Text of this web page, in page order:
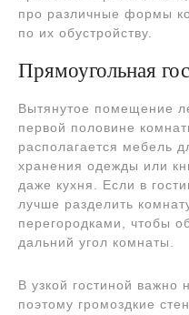
про различные формы
по их обустройству.
Прямоугольная
Вытянутое помещение
первой половине
располагается мебель
хранения одежды или
даже кухня. Если в
лучше разделить
перегородками, чтобы
дальний угол комнаты.
В узкой гостиной важно
поэтому громоздкие